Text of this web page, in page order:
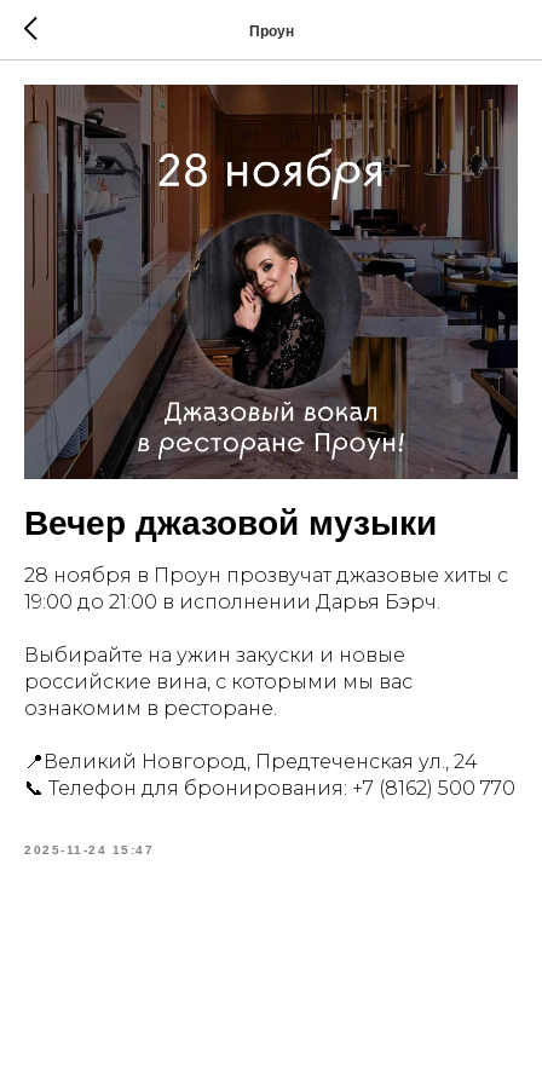
Проун
Вечер джазовой музыки
28 ноября в Проун прозвучат джазовые хиты с
19:00 до 21:00 в исполнении Дарья Бэрч.
Выбирайте на ужин закуски и новые
российские вина, с которыми мы вас
ознакомим в ресторане.
📍Великий Новгород, Предтеченская ул., 24
📞 Телефон для бронирования: +7 (8162) 500 770
2025-11-24 15:47